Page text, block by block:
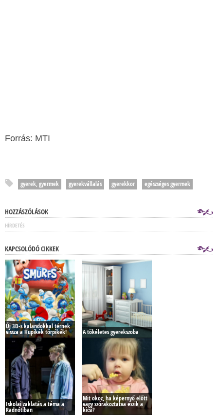
Forrás: MTI
gyerek, gyermek gyerekvállalás gyerekkor egészséges gyermek
HOZZÁSZÓLÁSOK
HÍRDETÉS
KAPCSOLÓDÓ CIKKEK
Új 3D-s kalandokkal térnek
vissza a Hupikék törpikék! A tökéletes gyerekszoba
Iskolai zaklatás a téma a
Radnótiban
Mit okoz, ha képernyő előtt
vagy szórakoztatva eszik a
kicsi?